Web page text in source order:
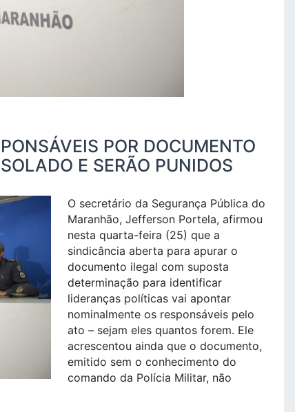
POR DOCUMENTO
E SERÃO PUNIDOS
O secretário da Segurança Pública do
Maranhão, Jefferson Portela, afirmou
nesta quarta-feira (25) que a
sindicância aberta para apurar o
documento ilegal com suposta
determinação para identificar
lideranças políticas vai apontar
nominalmente os responsáveis pelo
ato – sejam eles quantos forem. Ele
acrescentou ainda que o documento,
emitido sem o conhecimento do
comando da Polícia Militar, não